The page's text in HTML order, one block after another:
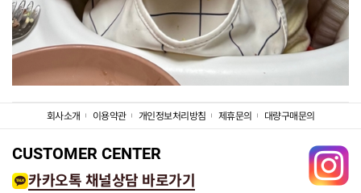
회사소개 이용약관 개인정보처리방침 제휴문의 대량구매문의
CUSTOMER CENTER
카카오톡 채널상담 바로가기